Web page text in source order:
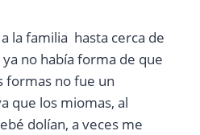
la familia hasta cerca de
no había forma de que
formas no fue un
que los miomas, al
dolían, a veces me